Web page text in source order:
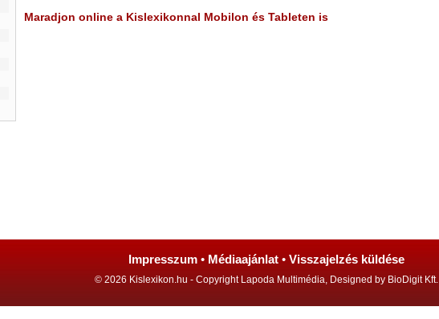
Maradjon online a Kislexikonnal Mobilon és Tableten is
Impresszum • Médiaajánlat • Visszajelzés küldése
© 2026 Kislexikon.hu - Copyright Lapoda Multimédia, Designed by BioDigit Kft.